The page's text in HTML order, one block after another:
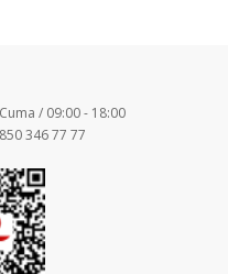
/ 09:00 - 18:00
346 77 77